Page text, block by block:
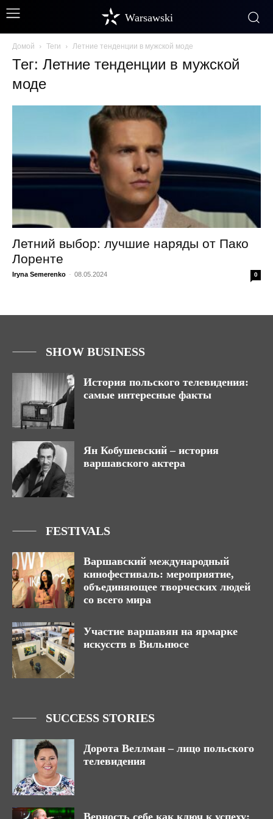
Warsawski
Домой Теги Летние тенденции в мужской моде
Тег: Летние тенденции в мужской
моде
Летний выбор: лучшие наряды от Пако
Лоренте
Iryna Semerenko - 08.05.2024 0
SHOW BUSINESS
История польского телевидения:
самые интересные факты
Ян Кобушевский – история
варшавского актера
FESTIVALS
Варшавский международный
кинофестиваль: мероприятие,
объединяющее творческих людей
со всего мира
Участие варшавян на ярмарке
искусств в Вильнюсе
SUCCESS STORIES
Дорота Веллман – лицо польского
телевидения
Верность себе как ключ к успеху: